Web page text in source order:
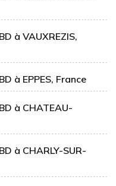
à VAUXREZIS,
à EPPES, France
à CHATEAU-
à CHARLY-SUR-